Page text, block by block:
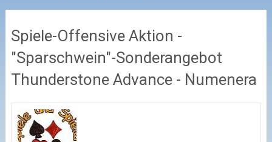
Spiele-Offensive Aktion -
"Sparschwein"-Sonderangebot
Thunderstone Advance - Numenera